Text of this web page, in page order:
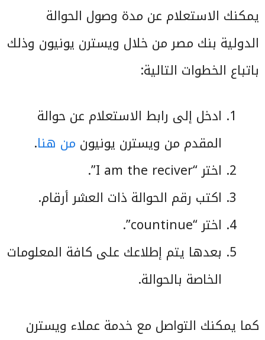
يمكنك الاستعلام عن مدة وصول الحوالة
الدولية بنك مصر من خلال ويسترن يونيون وذلك
باتباع الخطوات التالية:
ادخل إلى رابط الاستعلام عن حوالة
المقدم من ويسترن يونيون من هنا.
اختر “I am the reciver”.
اكتب رقم الحوالة ذات العشر أرقام.
اختر “countinue”.
بعدها يتم إطلاعك على كافة المعلومات
الخاصة بالحوالة.
كما يمكنك التواصل مع خدمة عملاء ويسترن